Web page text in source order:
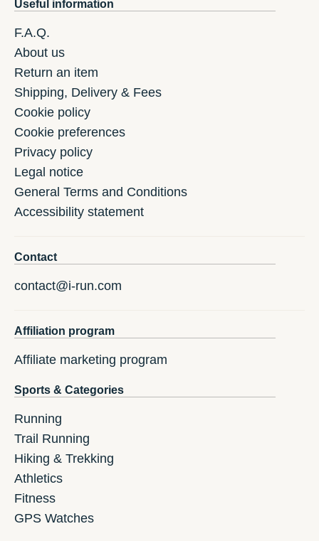
Useful information
F.A.Q.
About us
Return an item
Shipping, Delivery & Fees
Cookie policy
Cookie preferences
Privacy policy
Legal notice
General Terms and Conditions
Accessibility statement
Contact
contact@i-run.com
Affiliation program
Affiliate marketing program
Sports & Categories
Running
Trail Running
Hiking & Trekking
Athletics
Fitness
GPS Watches